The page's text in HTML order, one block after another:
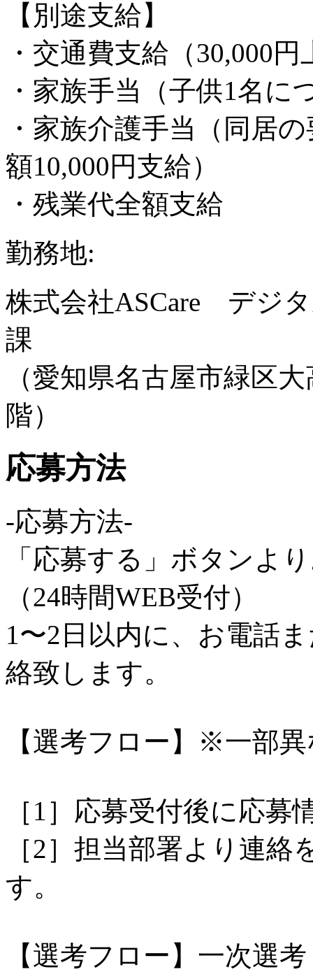
【別途支給】
・交通費支給（30,000
・家族手当（子供1名に
・家族介護手当（同居
額10,000円支給）
・残業代全額支給
勤務地:
株式会社ASCare デジ
課
（愛知県名古屋市緑区
階）
応募方法
-応募方法-
「応募する」ボタンよ
（24時間WEB受付）
1〜2日以内に、お電話
絡致します。
【選考フロー】※一部
［1］応募受付後に応
［2］担当部署より連
す。
【選考フロー】一次選